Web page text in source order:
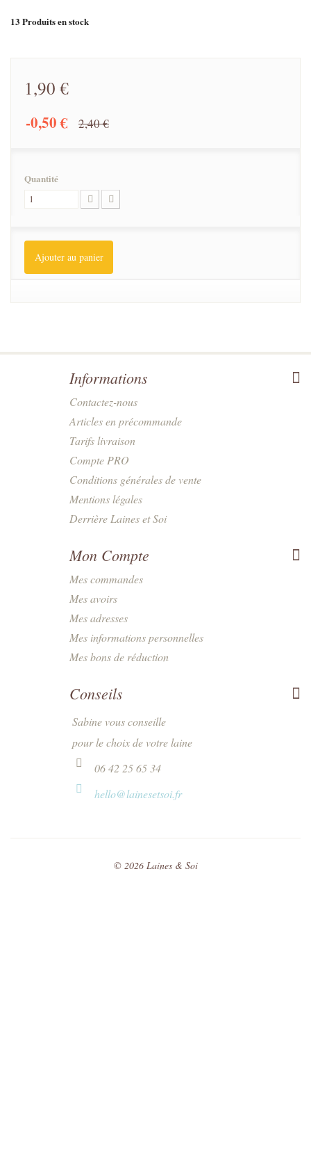
13 Produits en stock
1,90 €
-0,50 € 2,40 €
Quantité
Ajouter au panier
Informations
Contactez-nous
Articles en précommande
Tarifs livraison
Compte PRO
Conditions générales de vente
Mentions légales
Derrière Laines et Soi
© 2026Laines & Soi
Mon Compte
Mes commandes
Mes avoirs
Mes adresses
Mes informations personnelles
Mes bons de réduction
Conseils
Sabine vous conseille
pour le choix de votre laine
06 42 25 65 34
hello@lainesetsoi.fr